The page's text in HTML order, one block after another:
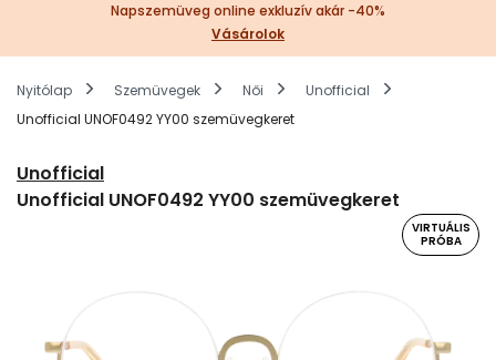
Napszemüveg online exkluzív akár -40%
Vásárolok
Nyitólap Szemüvegek Női
Unofficial
Unofficial UNOF0492 YY00 szemüvegkeret
Unofficial
Unofficial UNOF0492 YY00 szemüvegkeret
VIRTUÁLIS
PRÓBA